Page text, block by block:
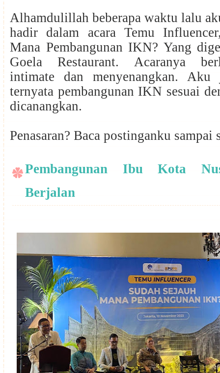
Alhamdulillah beberapa waktu lalu
hadir dalam acara Temu
Mana Pembangunan IKN? Yang
Goela Restaurant. Acaranya
intimate dan menyenangkan.
ternyata pembangunan IKN sesuai
dicanangkan.
Penasaran? Baca postinganku
Pembangunan Ibu Kota
Berjalan